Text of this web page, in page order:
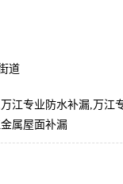
道
江专业防水补漏,万江
属屋面补漏